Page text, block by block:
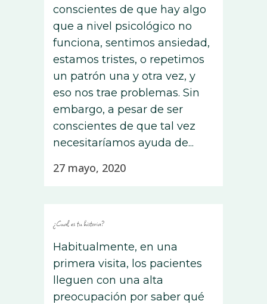
conscientes de que hay algo
que a nivel psicológico no
funciona, sentimos ansiedad,
estamos tristes, o repetimos
un patrón una y otra vez, y
eso nos trae problemas. Sin
embargo, a pesar de ser
conscientes de que tal vez
necesitaríamos ayuda de...
27 mayo, 2020
¿Cual es tu historia?
Habitualmente, en una
primera visita, los pacientes
lleguen con una alta
preocupación por saber qué